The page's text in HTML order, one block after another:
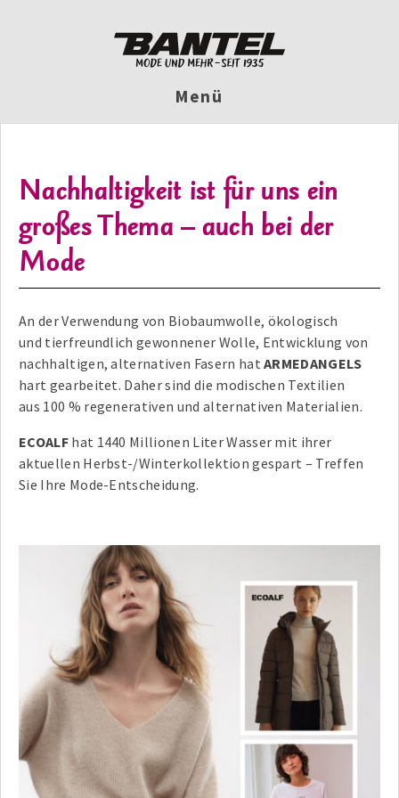
Menü
Nachhaltigkeit ist für uns ein
großes Thema – auch bei der
Mode
An der Verwendung von Biobaumwolle, ökologisch
und tierfreundlich gewonnener Wolle, Entwicklung von
nachhaltigen, alternativen Fasern hatARMEDANGELS
hart gearbeitet. Daher sind die modischen Textilien
aus 100 % regenerativen und alternativen Materialien.
ECOALFhat 1440 Millionen Liter Wasser mit ihrer
aktuellen Herbst-/Winterkollektion gespart – Treffen
Sie Ihre Mode-Entscheidung.